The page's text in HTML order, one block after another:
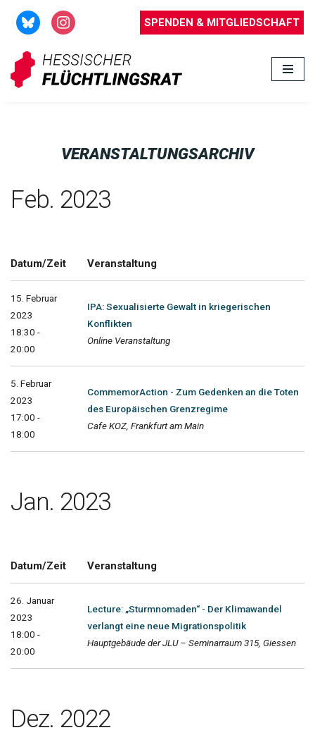
Zum
Inhalt
springen
SPENDEN & MITGLIEDSCHAFT
VERANSTALTUNGSARCHIV
Feb. 2023
Datum/Zeit Veranstaltung
15. Februar
2023
18:30 -
20:00
IPA: Sexualisierte Gewalt in kriegerischen
Konflikten
Online Veranstaltung
5. Februar
2023
17:00 -
18:00
CommemorAction - Zum Gedenken an die Toten
des Europäischen Grenzregime
Cafe KOZ, Frankfurt am Main
Jan. 2023
Datum/Zeit Veranstaltung
26. Januar
2023
18:00 -
20:00
Lecture: „Sturmnomaden“ - Der Klimawandel
verlangt eine neue Migrationspolitik
Hauptgebäude der JLU – Seminarraum 315, Giessen
Dez. 2022